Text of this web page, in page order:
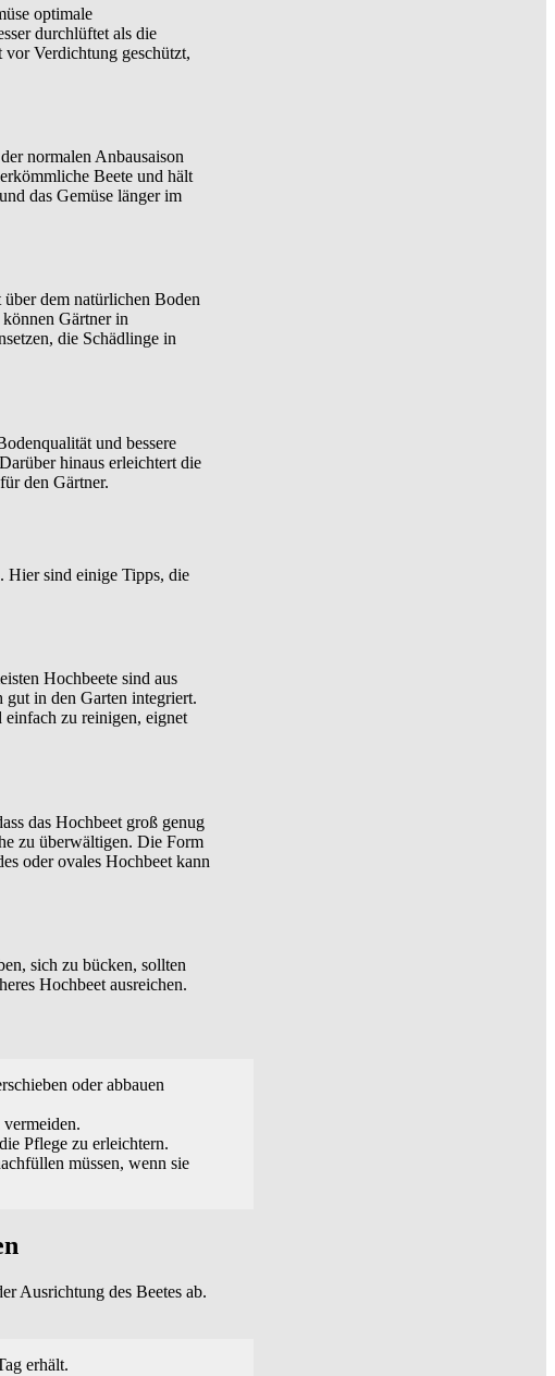
optimale
durchlüftet als die
Verdichtung geschützt,
normalen Anbausaison
Beete und hält
das Gemüse länger im
dem natürlichen Boden
Gärtner in
die Schädlinge in
und bessere
hinaus erleichtert die
den Gärtner.
Hier sind einige Tipps, die
Hochbeete sind aus
in den Garten integriert.
zu reinigen, eignet
das Hochbeet groß genug
zu überwältigen. Die Form
oder ovales Hochbeet kann
sich zu bücken, sollten
Hochbeet ausreichen.
oder abbauen
Pflege zu erleichtern.
müssen, wenn sie
Ausrichtung des Beetes ab.
erhält.